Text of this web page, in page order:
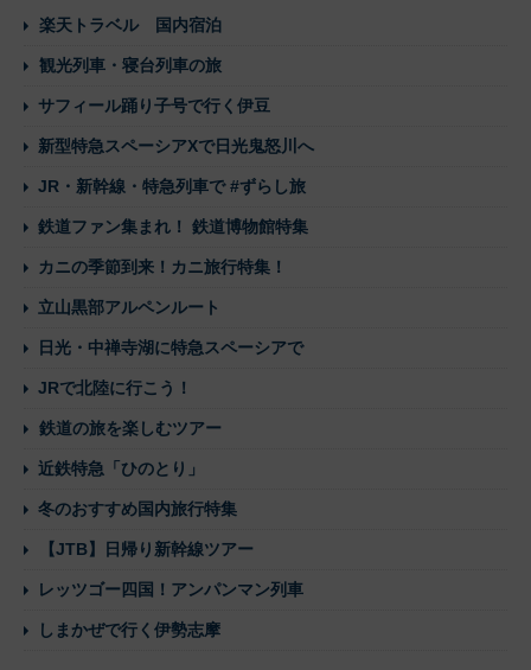
楽天トラベル 国内宿泊
観光列車・寝台列車の旅
サフィール踊り子号で行く伊豆
新型特急スペーシアXで日光鬼怒川へ
JR・新幹線・特急列車で #ずらし旅
鉄道ファン集まれ！ 鉄道博物館特集
カニの季節到来！カニ旅行特集！
立山黒部アルペンルート
日光・中禅寺湖に特急スペーシアで
JRで北陸に行こう！
鉄道の旅を楽しむツアー
近鉄特急「ひのとり」
冬のおすすめ国内旅行特集
【JTB】日帰り新幹線ツアー
レッツゴー四国！アンパンマン列車
しまかぜで行く伊勢志摩